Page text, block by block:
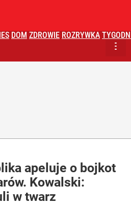
DOM ZDROWIE ROZRYWKA
apeluje o bojkot
Kowalski:
w twarz